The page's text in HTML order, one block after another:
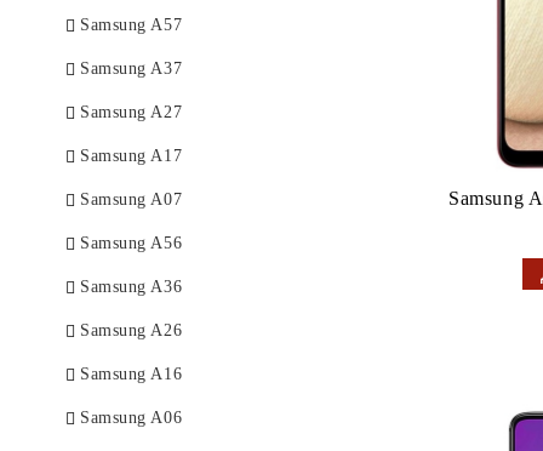
Samsung A57
Samsung A37
Samsung A27
Samsung A17
Samsung A07
Samsung A56
Samsung A36
Samsung A26
Samsung A16
Samsung A06
Samsung